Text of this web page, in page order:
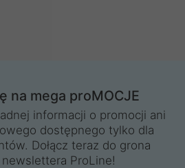
na mega proMOCJE
informacji o promocji ani
dostępnego tylko dla
Dołącz teraz do grona
ProLine!